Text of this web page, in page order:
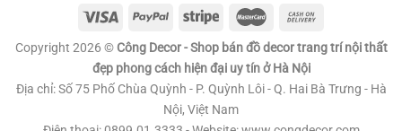
tạo nên một không gian sống hòa hợp, đồng thời giúp xua
đuổi những năng lượng tiêu cực, tạo dựng một không gian
thịnh vượng, hạnh phúc.
Copyright 2026 © Công Decor - Shop bán đồ decor trang trí nội thất
đẹp phong cách hiện đại uy tín ở Hà Nội
Địa chỉ: Số 75 Phố Chùa Quỳnh - P. Quỳnh Lôi - Q. Hai Bà Trưng - Hà
Nội, Việt Nam